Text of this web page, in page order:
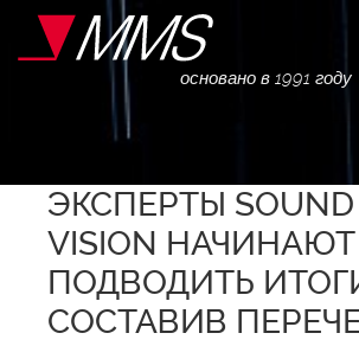
основано в 1991 году
ЭКСПЕРТЫ SOUND
VISION НАЧИНАЮТ
ПОДВОДИТЬ
СОСТАВИВ